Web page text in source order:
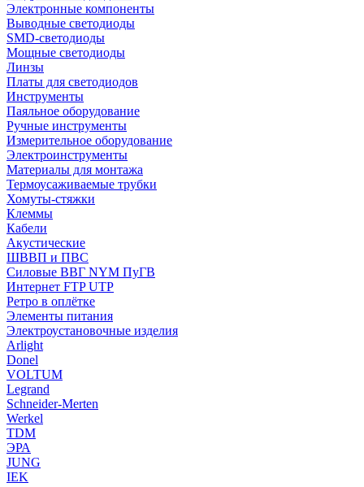
Электронные компоненты
Выводные светодиоды
SMD-светодиоды
Мощные светодиоды
Линзы
Платы для светодиодов
Инструменты
Паяльное оборудование
Ручные инструменты
Измерительное оборудование
Электроинструменты
Материалы для монтажа
Термоусаживаемые трубки
Хомуты-стяжки
Клеммы
Кабели
Акустические
ШВВП и ПВС
Силовые ВВГ NYM ПуГВ
Интернет FTP UTP
Ретро в оплётке
Элементы питания
Электроустановочные изделия
Arlight
Donel
VOLTUM
Legrand
Schneider-Merten
Werkel
TDM
ЭРА
JUNG
IEK